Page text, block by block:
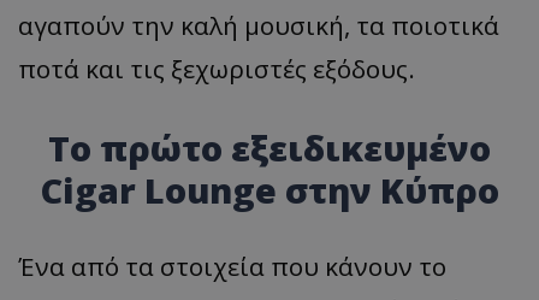
αγαπούν την καλή μουσική, τα ποιοτικά
ποτά και τις ξεχωριστές εξόδους.
Το πρώτο εξειδικευμένο
Cigar Lounge στην Κύπρο
Ένα από τα στοιχεία που κάνουν το